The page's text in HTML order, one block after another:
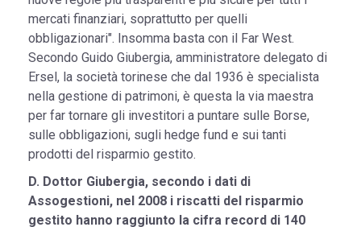
mercati finanziari, soprattutto per quelli
obbligazionari". Insomma basta con il Far West.
Secondo Guido Giubergia, amministratore delegato di
Ersel, la società torinese che dal 1936 è specialista
nella gestione di patrimoni, è questa la via maestra
per far tornare gli investitori a puntare sulle Borse,
sulle obbligazioni, sugli hedge fund e sui tanti
prodotti del risparmio gestito.
D. Dottor Giubergia, secondo i dati di
Assogestioni, nel 2008 i riscatti del risparmio
gestito hanno raggiunto la cifra record di 140